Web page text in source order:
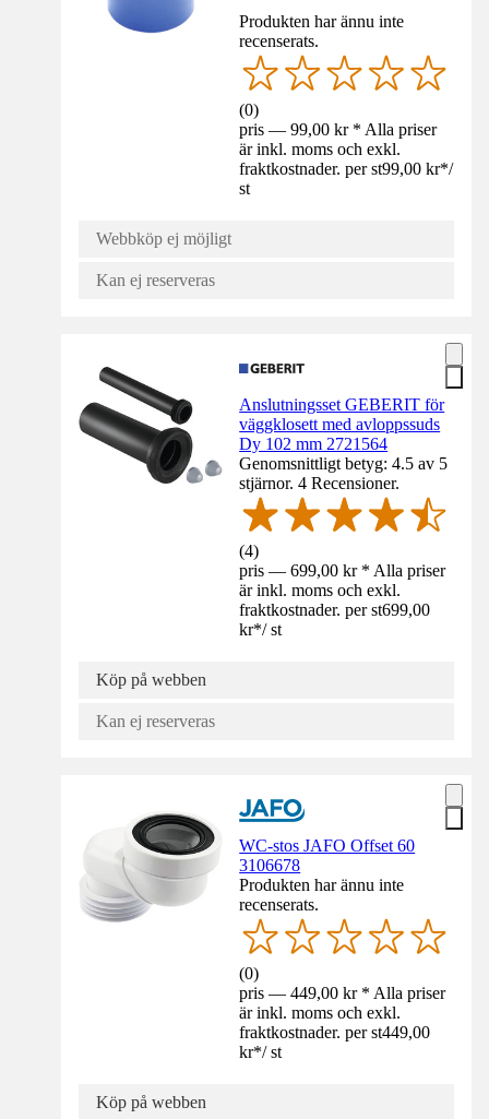
Produkten har ännu inte
recenserats.
(0)
pris — 99,00 kr * Alla priser
är inkl. moms och exkl.
fraktkostnader. per st99,00 kr*/
st
Webbköp ej möjligt
Kan ej reserveras
Anslutningsset GEBERIT för
väggklosett med avloppssuds
Dy 102 mm 2721564
Genomsnittligt betyg: 4.5 av 5
stjärnor. 4 Recensioner.
(4)
pris — 699,00 kr * Alla priser
är inkl. moms och exkl.
fraktkostnader. per st699,00
kr*/ st
Köp på webben
Kan ej reserveras
WC-stos JAFO Offset 60
3106678
Produkten har ännu inte
recenserats.
(0)
pris — 449,00 kr * Alla priser
är inkl. moms och exkl.
fraktkostnader. per st449,00
kr*/ st
Köp på webben